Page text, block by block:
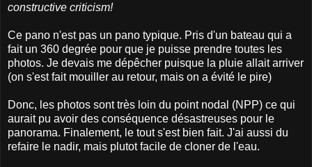
constructive criticism!
Ce pano n'est pas un pano typique. Pris d'un bateau qui a
fait un 360 degrée pour que je puisse prendre toutes les
photos. Je devais me dépêcher puisque la pluie allait arriver
(on s'est fait mouiller au retour, mais on a évité le pire)
Donc, les photos sont très loin du point nodal (NPP) ce qui
aurait pu avoir des conséquence désastreuses pour le
panorama. Finalement, le tout s'est bien fait. J'ai aussi du
refaire le nadir, mais plutot facile de cloner de l'eau.